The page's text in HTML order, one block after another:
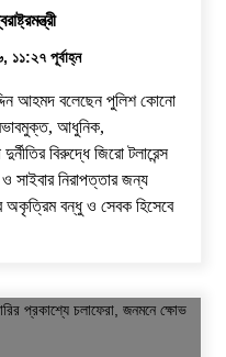
পূর্বাহ্ন
আহমদ বলেছেন পুলিশ কোনো
আধুনিক,
বিরুদ্ধে জিরো টলারেন্স
সাইবার নিরাপত্তার জন্য
অকৃত্রিম বন্ধু ও সেবক হিসেবে